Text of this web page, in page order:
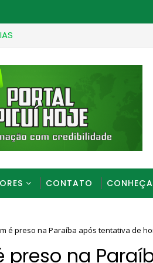
CONTATO
é preso na Paraíba após tentativa de
preso na